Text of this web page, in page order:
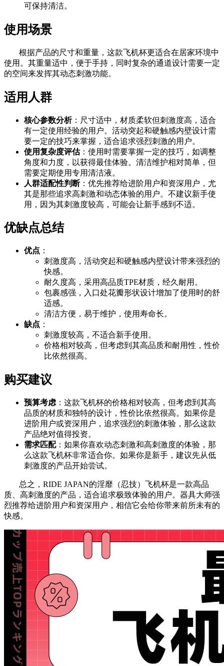
可保持清洁。
使用场景
根据产品的尺寸和重量，这款飞机杯更适合在居家环境中
使用。其重量适中，便于手持，同时复杂的通道设计需要一定
的空间来发挥其动态刺激功能。
适用人群
核心参数分析：尺寸适中，材质柔软但刺激度高，适合
有一定使用经验的用户。活动突起和硬触感内壁设计需
要一定的技巧来掌握，适合追求强烈刺激的用户。
使用复杂度评估：使用时需要掌握一定的技巧，如调整
角度和力度，以获得最佳体验。清洁维护相对简单，但
需要定期使用专用清洁液。
人群适配性判断：优先推荐给进阶用户和资深用户，尤
其是那些追求高刺激和动态体验的用户。不建议新手使
用，因为其刺激度较高，可能会让新手感到不适。
优缺点总结
优点 ：
刺激度高，活动突起和硬触感内壁设计带来强烈的
快感。
耐久度高，采用高品质TPE材质，经久耐用。
包裹感强，入口处花瓣形状设计增加了使用时的舒
适感。
清洁方便，易于维护，使用寿命长。
缺点 ：
刺激度较高，不适合新手使用。
价格相对较高，但考虑到其高品质和耐用性，性价
比依然很高。
购买建议
预算考虑 ：这款飞机杯的价格相对较高，但考虑到其高
品质的材质和独特的设计，性价比依然很高。如果你是
进阶用户或资深用户，追求强烈的刺激体验，那么这款
产品绝对值得投资。
需求匹配：如果你喜欢动态刺激和高刺激度的体验，那
么这款飞机杯非常适合你。如果你是新手，建议先从低
刺激度的产品开始尝试。
总之，RIDE JAPAN的淫靡（忍技）飞机杯是一款高品
质、高刺激度的产品，适合追求极致体验的用户。器具大师强
烈推荐给进阶用户和资深用户，相信它会给你带来前所未有的
快感。